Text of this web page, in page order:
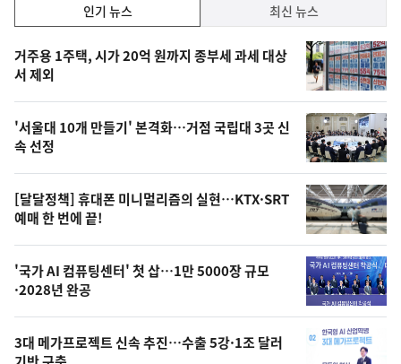
기,
최
신,
오
늘
의
영
상
오
의
사
인기 뉴스 최신 뉴스
인
기
뉴
스
거주용 1주택, 시가 20억 원까지 종부세 과세 대상
서 제외
'서울대 10개 만들기' 본격화…거점 국립대 3곳 신
속 선정
[달달정책] 휴대폰 미니멀리즘의 실현…KTX·SRT
예매 한 번에 끝!
'국가 AI 컴퓨팅센터' 첫 삽…1만 5000장 규모
·2028년 완공
3대 메가프로젝트 신속 추진…수출 5강·1조 달러